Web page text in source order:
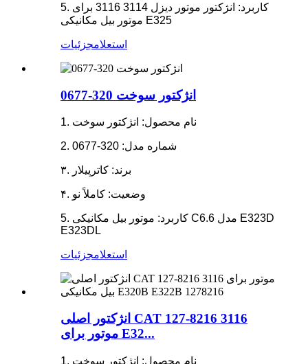
5. کاربرد: انژکتور موتور دیزل 3114 3116 برای
موتور بیل مکانیکی E325
استعلامجزئیات
انژکتور سوخت 320-0677
1. نام محصول: انژکتور سوخت
2. شماره مدل: 320-0677
۳. برند: کاترپیلار
۴. وضعیت: کاملاً نو
5. کاربرد: موتور بیل مکانیکی C6.6 مدل E323D
E323DL
استعلامجزئیات
انژکتور اصلی CAT 127-8216 3116
موتور برای E32...
1. نام محصول: انژکتور سوخت